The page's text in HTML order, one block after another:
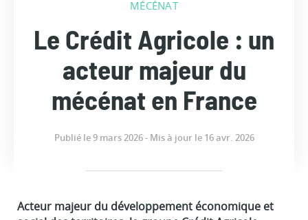
MÉCÉNAT
Le Crédit Agricole : un
acteur majeur du
mécénat en France
Publié le 9 mars 2026 - Mis à jour le 16 avr. 2026
Acteur majeur du développement économique et